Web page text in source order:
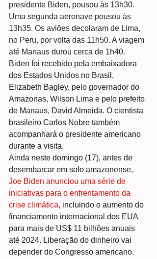
presidente Biden, pousou às 13h30.
Uma segunda aeronave pousou às
13h35. Os aviões decolaram de Lima,
no Peru, por volta das 11h50. A viagem
até Manaus durou cerca de 1h40.
Biden foi recebido pela embaixadora
dos Estados Unidos no Brasil,
Elizabeth Bagley, pelo governador do
Amazonas, Wilson Lima e pelo prefeito
de Manaus, David Almeida. O cientista
brasileiro Carlos Nobre também
acompanhará o presidente americano
durante a visita.
Ainda neste domingo (17), antes de
desembarcar em solo amazonense,
Joe Biden anunciou uma série de
iniciativas para o enfrentamento da
crise climática, incluindo o aumento do
financiamento internacional dos EUA
para mais de US$ 11 bilhões anuais
até 2024. Liberação do dinheiro vai
depender do Congresso americano.